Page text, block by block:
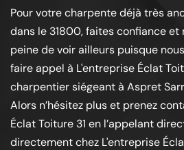
Pour votre charpente déjà très
dans le 31800, faites confiance et
peine de voir ailleurs puisque
faire appel à L'entreprise Éclat
charpentier siégeant à Aspret
Alors n’hésitez plus et prenez
Éclat Toiture 31 en l’appelant
directement chez L'entreprise